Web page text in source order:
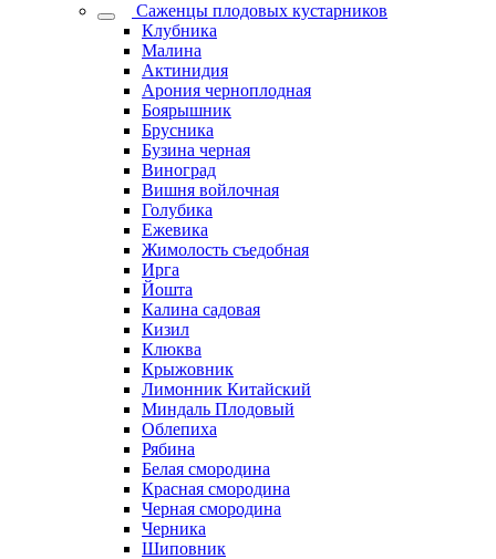
Саженцы плодовых кустарников
Клубника
Малина
Актинидия
Арония черноплодная
Боярышник
Брусника
Бузина черная
Виноград
Вишня войлочная
Голубика
Ежевика
Жимолость съедобная
Ирга
Йошта
Калина садовая
Кизил
Клюква
Крыжовник
Лимонник Китайский
Миндаль Плодовый
Облепиха
Рябина
Белая смородина
Красная смородина
Черная смородина
Черника
Шиповник